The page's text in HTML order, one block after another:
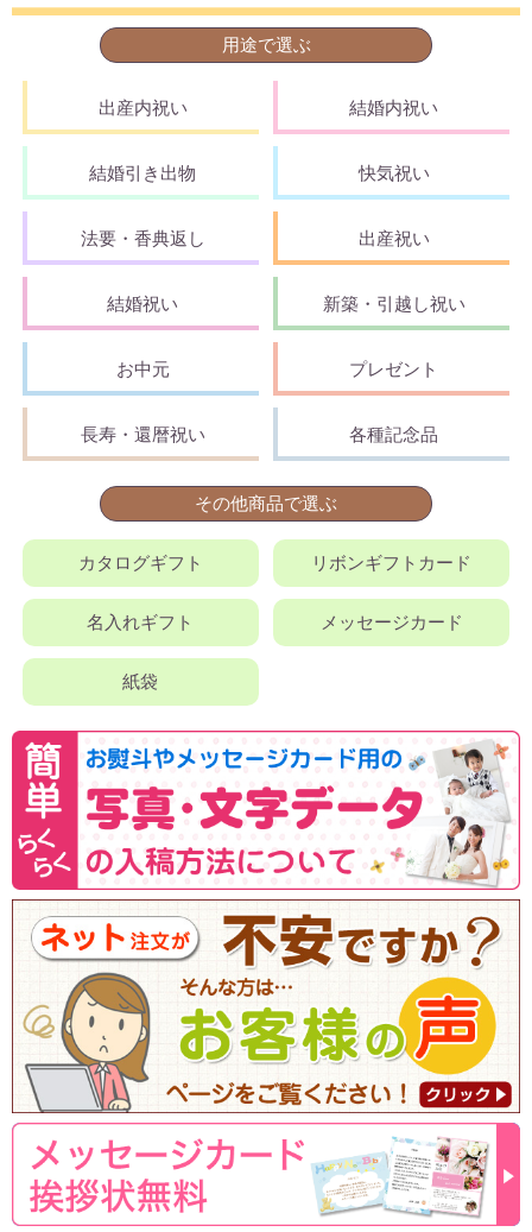
用途で選ぶ
出産内祝い 結婚内祝い
結婚引き出物 快気祝い
法要・香典返し 出産祝い
結婚祝い 新築・引越し祝い
お中元 プレゼント
長寿・還暦祝い 各種記念品
その他商品で選ぶ
カタログギフト リボンギフトカード
名入れギフト メッセージカード
紙袋